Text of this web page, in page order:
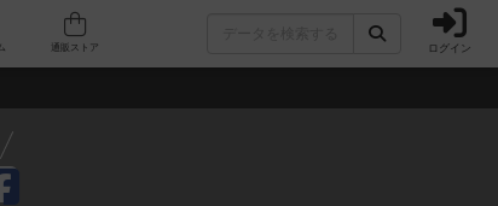
人気ボードゲーム ログイン